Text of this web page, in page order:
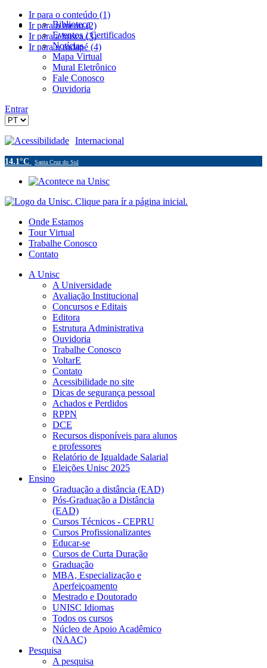
Ir para o conteúdo (1)
Ir para o menu (2)
Ir para a busca (3)
Ir para o rodapé (4)
Biblioteca
Eventos / Certificados
Notícias
Mapa Virtual
Mural Eletrônico
Fale Conosco
Ouvidoria
Entrar
Acessibilidade Internacional
14.1°C Santa Cruz do Sul
Onde Estamos
Tour Virtual
Trabalhe Conosco
Contato
A Unisc
A Universidade
Avaliação Institucional
Concursos e Editais
Editora
Estrutura Administrativa
Ouvidoria
Trabalhe Conosco
VoltarE
Contato
Acessibilidade no site
Dicas de segurança pessoal
Achados e Perdidos
RPPN
DCE
Recursos disponíveis para alunos
e professores
Relatório de Igualdade Salarial
Eleições Unisc 2025
Ensino
Graduação a distância (EAD)
Pós-Graduação a Distância
(EAD)
Cursos Técnicos - CEPRU
Cursos Profissionalizantes
Educar-se
Cursos de Curta Duração
Graduação
MBA, Especialização e
Aperfeiçoamento
Mestrado e Doutorado
UNISC Idiomas
Todos os cursos
Núcleo de Apoio Acadêmico
(NAAC)
Pesquisa
A pesquisa